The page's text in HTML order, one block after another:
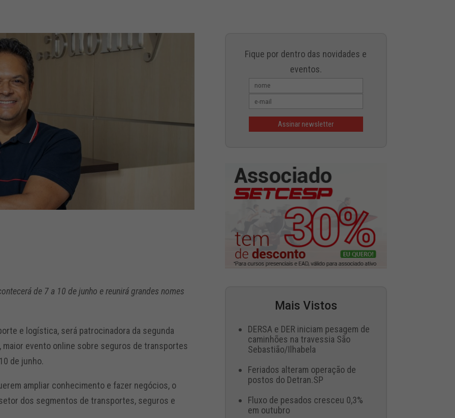
de 7 a 10 de junho e reunirá grandes nomes
e logística, será patrocinadora da segunda
, maior evento online sobre seguros de transportes
de junho.
ampliar conhecimento e fazer negócios, o
dos segmentos de transportes, seguros e
Fique por dentro das novidades e
eventos.
Mais Vistos
DERSA e DER iniciam pesagem de
caminhões na travessia São
Sebastião/Ilhabela
Feriados alteram operação de
postos do Detran.SP
Fluxo de pesados cresceu 0,3%
em outubro